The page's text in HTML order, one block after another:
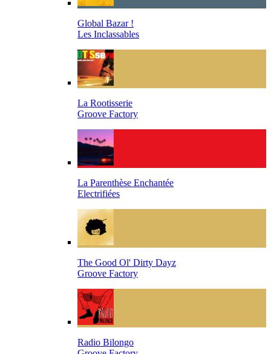
Global Bazar !
Les Inclassables
La Rootisserie
Groove Factory
La Parenthèse Enchantée
Electrifiées
The Good Ol' Dirty Dayz
Groove Factory
Radio Bilongo